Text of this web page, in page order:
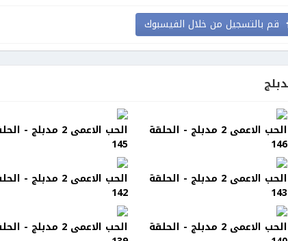
قم بالتسجيل من خلال الفيسبوك
الحب الاعمى 2 مدبلج - الحلقة
146
الحب الاعمى 2 مدبلج -
145
الحب الاعمى 2 مدبلج - الحلقة
143
الحب الاعمى 2 مدبلج -
142
الحب الاعمى 2 مدبلج - الحلقة الحب الاعمى 2 مدبلج -